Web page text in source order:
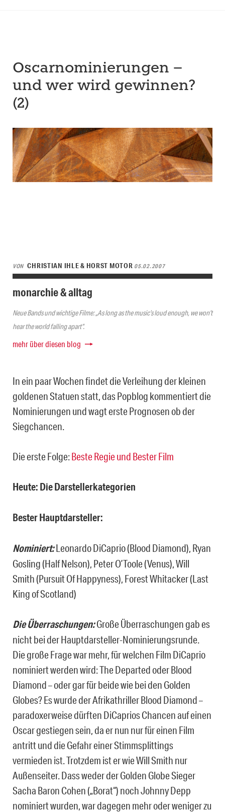
Oscarnominierungen –
und wer wird gewinnen?
(2)
VON CHRISTIAN IHLE & HORST MOTOR 05.02.2007
monarchie & alltag
Neue Bands und wichtige Filme: „As long as the music’s loud enough, we won’t
hear the world falling apart“.
mehr über diesen blog
In ein paar Wochen findet die Verleihung der kleinen
goldenen Statuen statt, das Popblog kommentiert die
Nominierungen und wagt erste Prognosen ob der
Siegchancen.
Die erste Folge:Beste Regie und Bester Film
Heute: Die Darstellerkategorien
Bester Hauptdarsteller:
Nominiert:Leonardo DiCaprio (Blood Diamond), Ryan
Gosling (Half Nelson), Peter O’Toole (Venus), Will
Smith (Pursuit Of Happyness), Forest Whitacker (Last
King of Scotland)
Die Überraschungen:Große Überraschungen gab es
nicht bei der Hauptdarsteller-Nominierungsrunde.
Die große Frage war mehr, für welchen Film DiCaprio
nominiert werden wird: The Departed oder Blood
Diamond – oder gar für beide wie bei den Golden
Globes? Es wurde der Afrikathriller Blood Diamond –
paradoxerweise dürften DiCaprios Chancen auf einen
Oscar gestiegen sein, da er nun nur für einen Film
antritt und die Gefahr einer Stimmsplittings
vermieden ist. Trotzdem ist er wie Will Smith nur
Außenseiter. Dass weder der Golden Globe Sieger
Sacha Baron Cohen („Borat“) noch Johnny Depp
nominiert wurden, war dagegen mehr oder weniger zu